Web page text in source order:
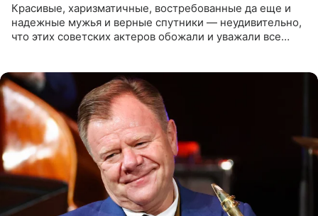
Красивые, харизматичные, востребованные да еще и
надежные мужья и верные спутники — неудивительно,
что этих советских актеров обожали и уважали все